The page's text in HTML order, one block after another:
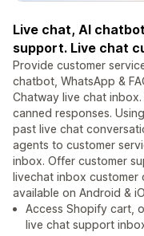
Live chat, AI
support. Live chat
Provide customer
chatbot, WhatsApp &
Chatway live chat
canned responses.
past live chat
agents to customer
inbox. Offer customer
livechat inbox customer
available on Android &
Access Shopify cart,
live chat support